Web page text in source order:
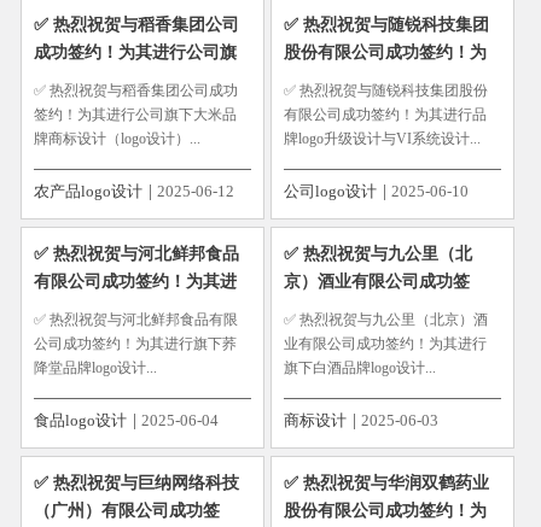
点。对于广州这座充满活力的商...
✅ 热烈祝贺与稻香集团公司
成功签约！为其进行公司旗
下大米品牌商标设计（logo设
计）
✅ 热烈祝贺与稻香集团公司成功
签约！为其进行公司旗下大米品
牌商标设计（logo设计）...
农产品logo设计 2025-06-12
✅ 热烈祝贺与随锐科技集团
股份有限公司成功签约！为
其进行品牌logo升级设计与
VI系统设计
✅ 热烈祝贺与随锐科技集团股份
有限公司成功签约！为其进行品
牌logo升级设计与VI系统设计...
公司logo设计 2025-06-10
✅ 热烈祝贺与河北鲜邦食品
有限公司成功签约！为其进
行旗下荞降堂品牌logo设计
✅ 热烈祝贺与河北鲜邦食品有限
公司成功签约！为其进行旗下荞
降堂品牌logo设计...
食品logo设计 2025-06-04
✅ 热烈祝贺与九公里（北
京）酒业有限公司成功签
约！为其进行旗下白酒品牌
logo设计
✅ 热烈祝贺与九公里（北京）酒
业有限公司成功签约！为其进行
旗下白酒品牌logo设计...
商标设计 2025-06-03
​✅ 热烈祝贺与巨纳网络科技
（广州）有限公司成功签
​✅ 热烈祝贺与华润双鹤药业
股份有限公司成功签约！为